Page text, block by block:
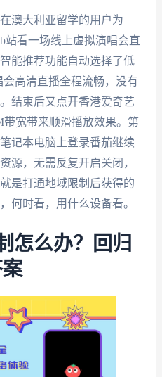
澳大利亚留学的用户为
站看一场线上虚拟演唱会直
能推荐功能自动选择了低
高清直播全程流畅，没有
结束后又点开香港爱奇艺
宽带来顺滑播放效果。第
记本电脑上登录番茄继续
源，无需反复开启关闭，
是打通地域限制后获得的
时看，用什么设备看。
怎么办？回归